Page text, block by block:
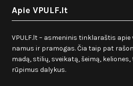
Apie VPULF.lt
VPULF.lt – asmeninis tinklaraštis
namus ir pramogas. Čia taip pat
madą, stilių, sveikatą, šeimą,
rūpimus dalykus.